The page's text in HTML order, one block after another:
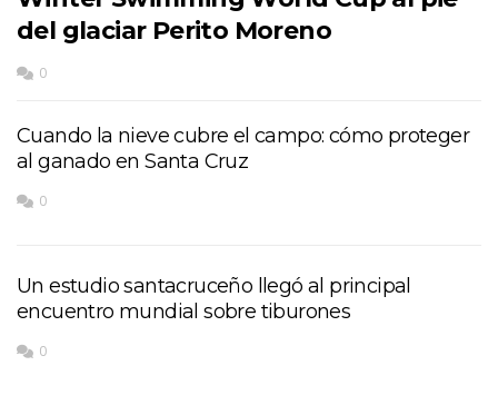
del glaciar Perito Moreno
0
Cuando la nieve cubre el campo: cómo proteger
al ganado en Santa Cruz
0
Un estudio santacruceño llegó al principal
encuentro mundial sobre tiburones
0